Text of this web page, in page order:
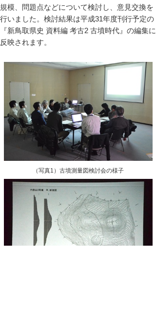
規模、問題点などについて検討し、意見交換を
行いました。検討結果は平成31年度刊行予定の
『新鳥取県史 資料編 考古2 古墳時代』の編集に
反映されます。
（写真1）古墳測量図検討会の様子